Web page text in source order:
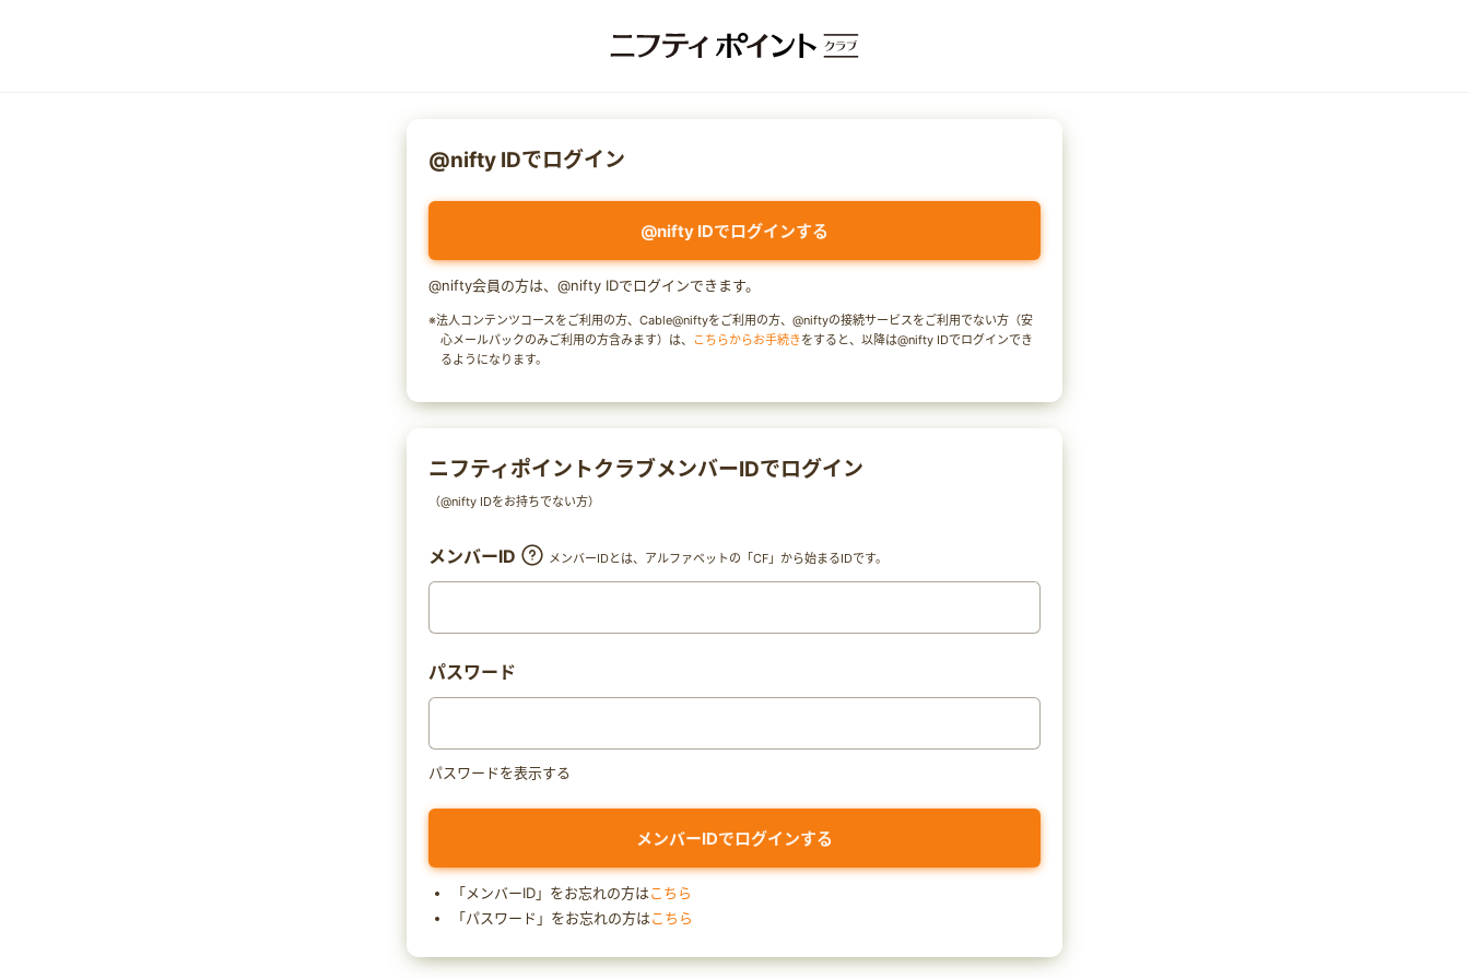
@nifty IDでログイン
@nifty IDでログインする
@nifty会員の方は、@nifty IDでログインできます。
※法人コンテンツコースをご利用の方、Cable@niftyをご利用の方、@niftyの接続サービスをご利用でない方（安
心メールパックのみご利用の方含みます）は、
こちらからお手続きをすると、以降は@nifty IDでログインでき
るようになります。
ニフティポイントクラブメンバーIDでログイン
（@nifty IDをお持ちでない方）
メンバーID メンバーIDとは、アルファベットの「CF」から始まるIDです。
パスワード
パスワードを表示する
「メンバーID」をお忘れの方はこちら
「パスワード」をお忘れの方はこちら